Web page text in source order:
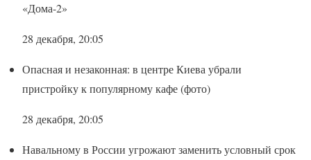
«Дома-2»
28 декабря, 20:05
Опасная и незаконная: в центре Киева убрали
пристройку к популярному кафе (фото)
28 декабря, 20:05
Навальному в России угрожают заменить условный срок